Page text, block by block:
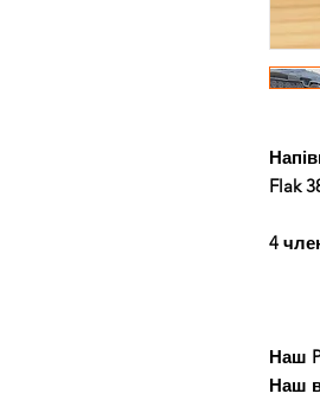
Flak
4
Наш
Наш